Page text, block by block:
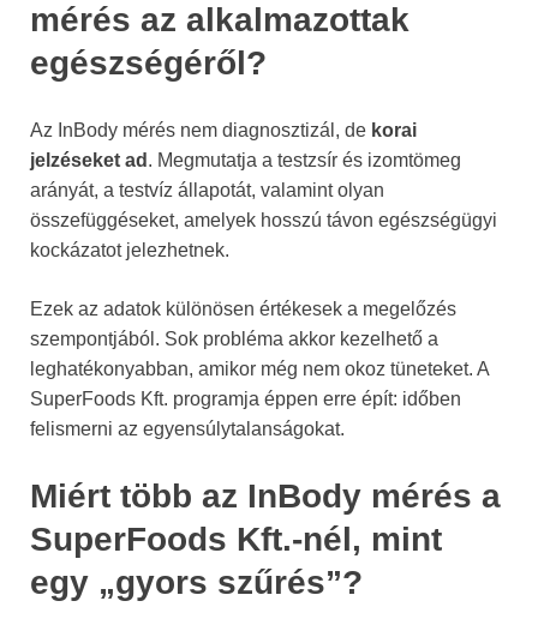
mérés az alkalmazottak
egészségéről?
Az InBody mérés nem diagnosztizál, de korai
jelzéseket ad . Megmutatja a testzsír és izomtömeg
arányát, a testvíz állapotát, valamint olyan
összefüggéseket, amelyek hosszú távon egészségügyi
kockázatot jelezhetnek.
Ezek az adatok különösen értékesek a megelőzés
szempontjából. Sok probléma akkor kezelhető a
leghatékonyabban, amikor még nem okoz tüneteket. A
SuperFoods Kft. programja éppen erre épít: időben
felismerni az egyensúlytalanságokat.
Miért több az InBody mérés a
SuperFoods Kft.-nél, mint
egy „gyors szűrés”?